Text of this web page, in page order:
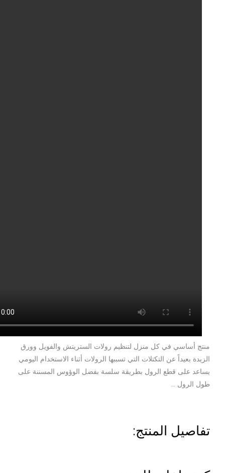
أساسي في كل منزل لتنظيم رولات الستريتش والفويل وورق
بعيداً عن التكتلات التي تسببها الرولات أثناء الاستخدام اليومي
على قطع الرول بطريقة سلسة بفضل الوؤوس المسننة على
الرول …
المنتج: